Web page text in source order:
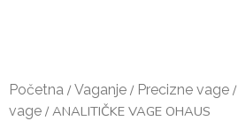
Početna / Vaganje / Precizne vage /
vage / ANALITIČKE VAGE OHAUS